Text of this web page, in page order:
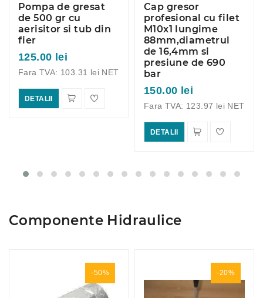
Pompa de gresat
de 500 gr cu
aerisitor si tub din
fier
125.00 lei
Fara TVA: 103.31 lei NET
DETALII
Cap gresor
profesional cu filet
M10x1 lungime
88mm,diametrul
de 16,4mm si
presiune de 690
bar
150.00 lei
Fara TVA: 123.97 lei NET
DETALII
Componente Hidraulice
-50% -20%